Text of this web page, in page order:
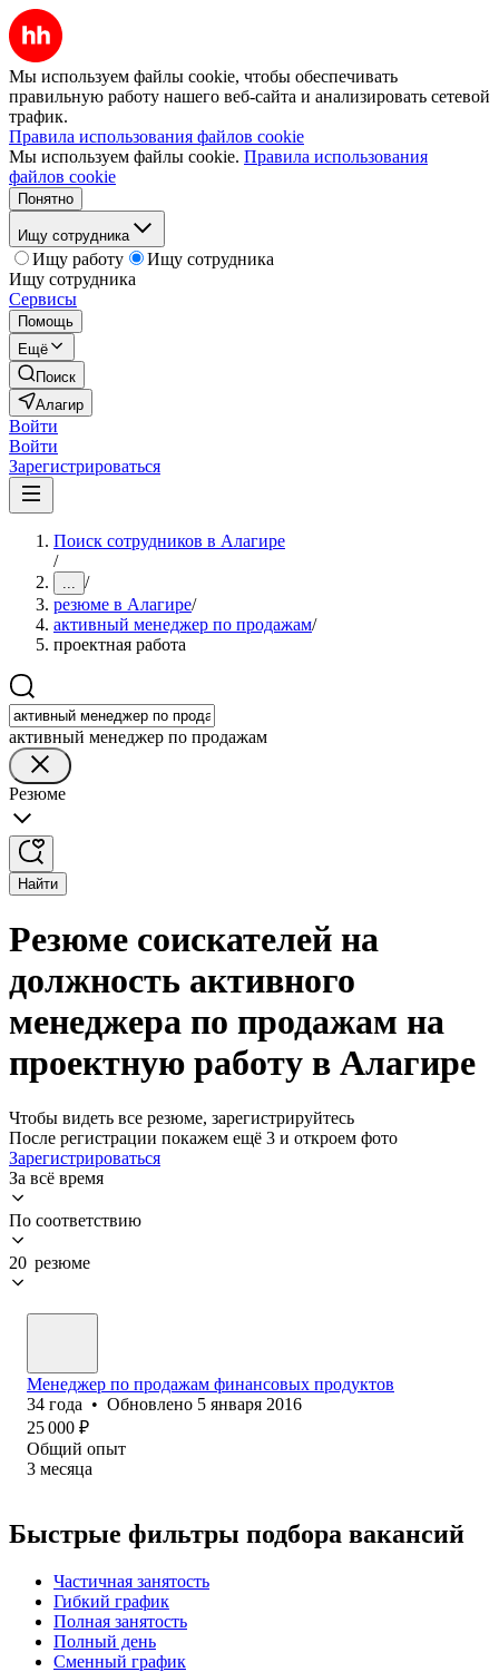
Мы используем файлы cookie, чтобы обеспечивать
правильную работу нашего веб-сайта и анализировать сетевой
трафик.
Правила использования файлов cookie
Мы используем файлы cookie. Правила использования
файлов cookie
Понятно
Ищу сотрудника
Ищу работу
Ищу сотрудника
Ищу сотрудника
Сервисы
Помощь
Ещё
Поиск
Алагир
Войти
Войти
Зарегистрироваться
Поиск сотрудников в Алагире
/
... /
резюме в Алагире/
активный менеджер по продажам/
проектная работа
активный менеджер по продажам
Резюме
Найти
Резюме соискателей на
должность активного
менеджера по продажам на
проектную работу в Алагире
Чтобы видеть все резюме, зарегистрируйтесь
После регистрации покажем ещё 3 и откроем фото
Зарегистрироваться
За всё время
По соответствию
20 резюме
Менеджер по продажам финансовых продуктов
34 года • Обновлено 5 января 2016
25 000 ₽
Общий опыт
3 месяца
Быстрые фильтры подбора вакансий
Частичная занятость
Гибкий график
Полная занятость
Полный день
Сменный график